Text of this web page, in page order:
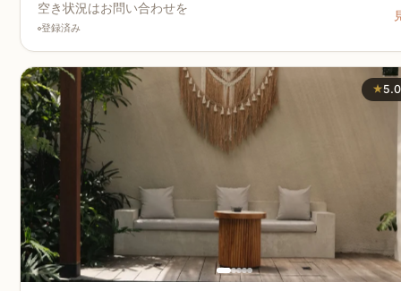
空き状況はお問い合わせを
登録済み
★